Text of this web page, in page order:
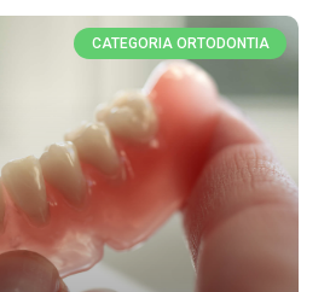
CATEGORIA ORTODONTIA